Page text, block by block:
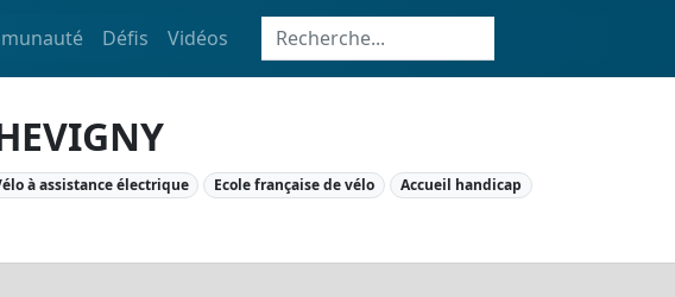
Défis Vidéos
à assistance électrique Ecole française de vélo Accueil handicap